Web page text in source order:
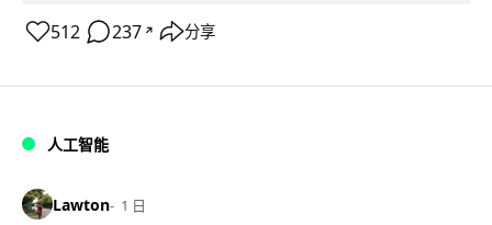
512 237 ↗ 分享
人工智能
Lawton 1 日